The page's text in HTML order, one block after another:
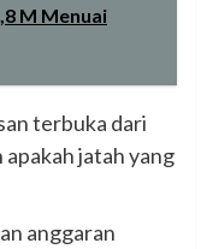
M Menuai
terbuka dari
jatah yang
anggaran